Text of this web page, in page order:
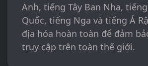
Anh, tiếng Tây Ban Nha,
Quốc, tiếng Nga và tiếng Ả
địa hóa hoàn toàn để đảm
truy cập trên toàn thế giới.